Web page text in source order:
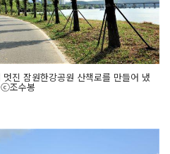
진 잠원한강공원 산책로를 만들어 냈
조수봉